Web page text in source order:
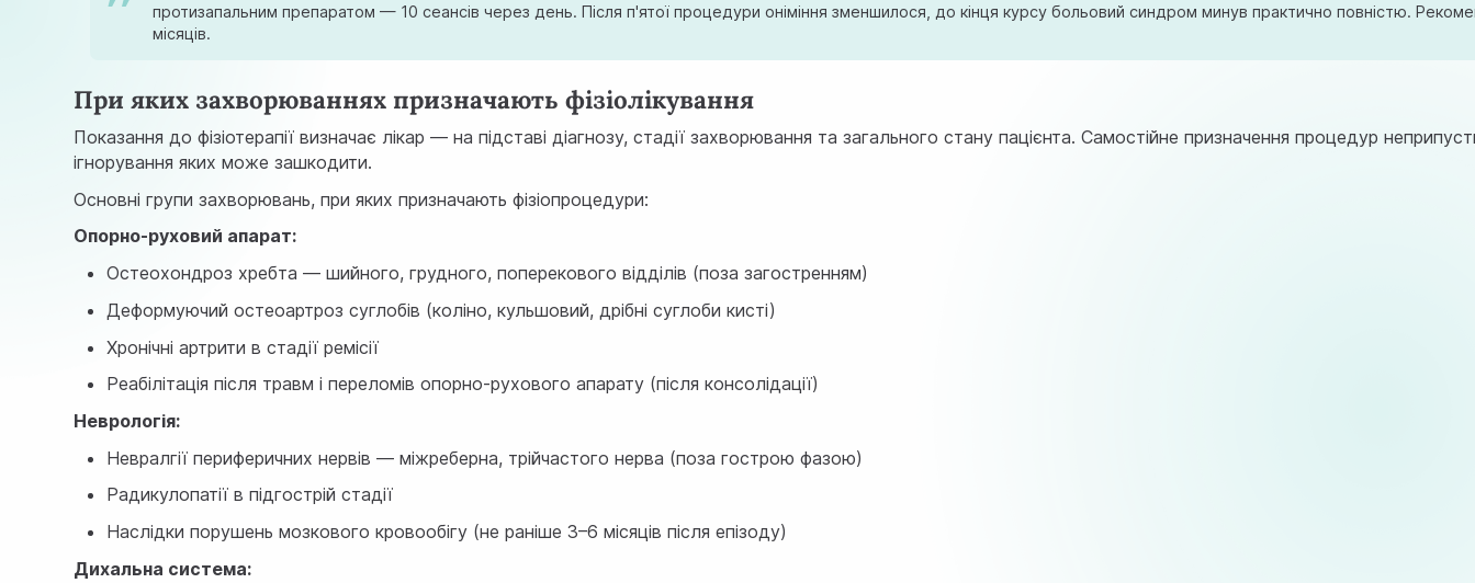
протизапальним препаратом — 10 сеансів через день. Після п'ятої процедури оніміння зменшилося, до кінця курсу больовий синдром минув практично повністю.
місяців.
При яких захворюваннях призначають фізіолікування
Показання до фізіотерапії визначає лікар — на підставі діагнозу, стадії захворювання та загального стану пацієнта. Самостійне призначення процедур
ігнорування яких може зашкодити.
Основні групи захворювань, при яких призначають фізіопроцедури:
Опорно-руховий апарат:
Остеохондроз хребта — шийного, грудного, поперекового відділів (поза загостренням)
Деформуючий остеоартроз суглобів (коліно, кульшовий, дрібні суглоби кисті)
Хронічні артрити в стадії ремісії
Реабілітація після травм і переломів опорно-рухового апарату (після консолідації)
Неврологія:
Невралгії периферичних нервів — міжреберна, трійчастого нерва (поза гострою фазою)
Радикулопатії в підгострій стадії
Наслідки порушень мозкового кровообігу (не раніше 3–6 місяців після епізоду)
Дихальна система: